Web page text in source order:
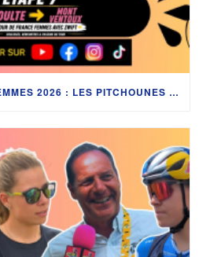
TOUR DE FRANCE FEMMES 2026 : LES PITCHOUNES AU CŒUR DE L’ÉTAPE REINE ENTRE LA DRÔME ET LE MONT VENTOUX